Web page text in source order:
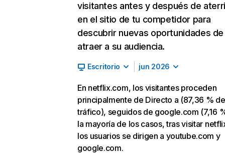
visitantes antes y después de
en el sitio de tu competidor para
descubrir nuevas oportunidades de
atraer a su audiencia.
Escritorio jun 2026
En netflix.com, los visitantes proceden
principalmente de Directo a (87,36 % de
tráfico), seguidos de google.com (7,16
la mayoría de los casos, tras visitar
los usuarios se dirigen a youtube.com y
google.com.